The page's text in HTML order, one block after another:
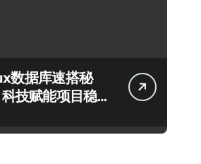
数据库速搭秘
技赋能项目稳定